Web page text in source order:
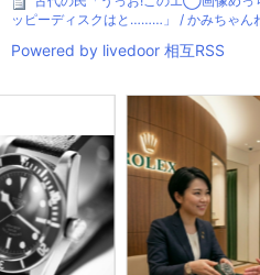
ッピーディスクはと………」 / かみちゃん
Powered by livedoor 相互RSS